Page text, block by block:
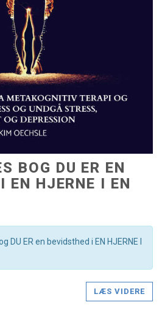
BOG DU ER EN
EN HJERNE I EN
DU ER en bevidsthed i EN HJERNE I
LÆS VIDERE